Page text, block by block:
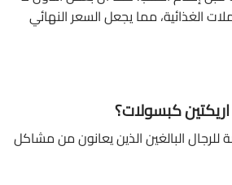
الغذائية، مما يجعل السعر النهائي
كبسولات؟
البالغين الذين يعانون من مشاكل